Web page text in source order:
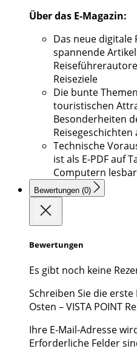
Über das E-Magazin:
Das neue digitale
spannende Artikel
Reiseziele
Die bunte
touristischen
Besonderheiten
Technische
ist als E-PDF auf
Computern lesbar
Bewertungen (0)
Bewertungen
Es gibt noch keine
Schreiben Sie die erste
Osten – VISTA POINT
Ihre E-Mail-Adresse
Erforderliche Felder